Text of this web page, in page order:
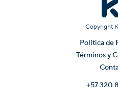
Copyright
Política de
Términos y